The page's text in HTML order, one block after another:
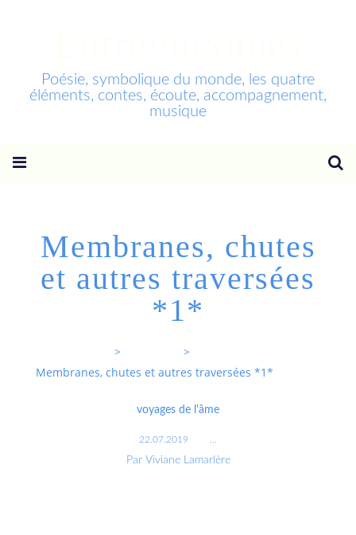
Poésie, symbolique du monde, les quatre
éléments, contes, écoute, accompagnement,
musique
Membranes, chutes
et autres traversées
*1*
>
>
Membranes, chutes et autres traversées *1*
voyages de l'âme
22.07.2019
Par Viviane Lamarlère